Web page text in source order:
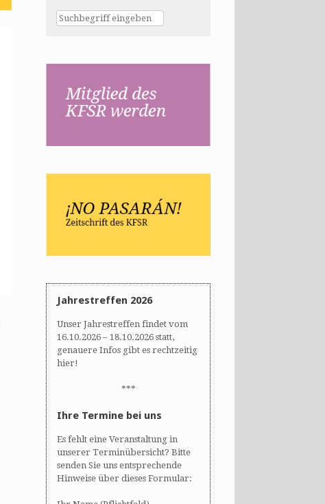
Jahrestreffen 2026
Unser Jahrestreffen findet vom
16.10.2026 – 18.10.2026 statt,
genauere Infos gibt es rechtzeitig
hier!
***
Ihre Termine bei uns
Es fehlt eine Veranstaltung in
unserer Terminübersicht? Bitte
senden Sie uns entsprechende
Hinweise über dieses Formular: